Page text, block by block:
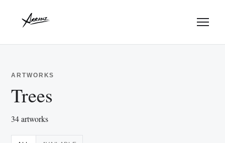
ARTWORKS
Trees
34 artworks